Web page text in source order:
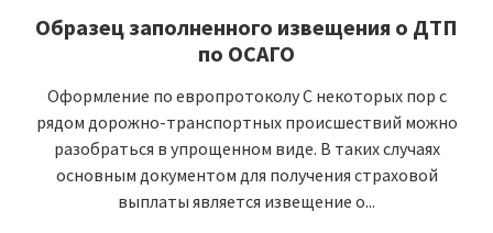
Образец заполненного извещения о ДТП
по ОСАГО
Оформление по европротоколу С некоторых пор с
рядом дорожно-транспортных происшествий можно
разобраться в упрощенном виде. В таких случаях
основным документом для получения страховой
выплаты является извещение о...